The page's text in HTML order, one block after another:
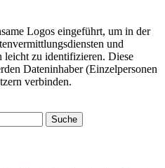
Logos eingeführt, um in der
und
leicht zu identifizieren. Diese
Dateninhaber (Einzelpersonen
verbinden.